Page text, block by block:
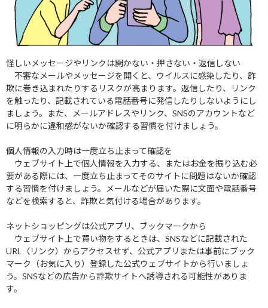
怪しいメッセージやリンクは開かない・押さない・返信しない
不審なメールやメッセージを開くと、ウイルスに感染したり、詐
欺に巻き込まれたりするリスクが高まります。返信したり、リンク
を触ったり、記載されている電話番号に発信したりしないようにし
ましょう。また、メールアドレスやリンク、SNSのアカウントなど
に明らかに違和感がないか確認する習慣を付けましょう。
個人情報の入力時は一度立ち止まって確認を
ウェブサイト上で個人情報を入力する、またはお金を振り込む必
要がある際には、一度立ち止まってそのサイトに問題はないか確認
する習慣を付けましょう。メールなどが届いた際に文面や電話番号
などを検索すると、詐欺と気付ける場合があります。
ネットショッピングは公式アプリ、ブックマークから
ウェブサイト上で買い物をするときは、SNSなどに記載された
URL（リンク）からアクセスせず、公式アプリまたは事前にブック
マーク（お気に入り）登録した公式ウェブサイトから行いましょ
う。SNSなどの広告から詐欺サイトへ誘導される可能性がありま
す。